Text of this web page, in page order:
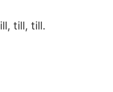
till, till.